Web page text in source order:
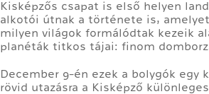
Kisképzős csapat is első helyen
alkotói útnak a története is,
milyen világok formálódtak kezeik
planéták titkos tájai: finom
December 9-én ezek a bolygók
rövid utazásra a Kisképző